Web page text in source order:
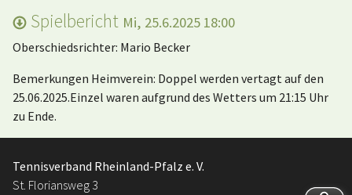
Spielbericht Mi, 25.6.2025 18:00
Oberschiedsrichter: Mario Becker
Bemerkungen Heimverein: Doppel werden vertagt auf den
25.06.2025.Einzel waren aufgrund des Wetters um 21:15 Uhr
zu Ende.
Tennisverband Rheinland-Pfalz e. V.
St. Floriansweg 3